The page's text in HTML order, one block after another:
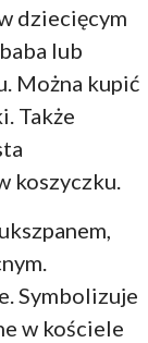
dziecięcym
lub
Można kupić
Także
koszyczku.
Symbolizuje
w kościele